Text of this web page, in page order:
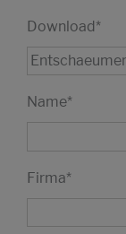
Download*
Name*
Firma*